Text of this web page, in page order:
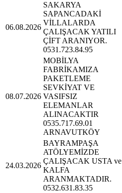
06.08.2026
SAKARYA
SAPANCADAKİ
VİLLALARDA
ÇALIŞACAK YATILI
ÇİFT ARANIYOR.
0531.723.84.95
08.07.2026
MOBİLYA
FABRİKAMIZA
PAKETLEME
SEVKİYAT VE
VASIFSIZ
ELEMANLAR
ALINACAKTIR
0535.717.69.01
ARNAVUTKÖY
24.03.2026
BAYRAMPAŞA
ATÖLYEMİZDE
ÇALIŞACAK USTA ve
KALFA
ARANMAKTADIR.
0532.631.83.35